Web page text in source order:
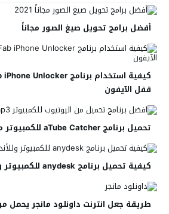
أفضل برامج تحويل صيغ الصور مجاناً
قفل الآيفون
تحميل برنامج aTube Catcher للكمبيوتر مجاناً
كيفية تحميل برنامج anydesk للكمبيوتر وللأندرويد
طريقة جعل انترنت داونلود مانجر يحمل